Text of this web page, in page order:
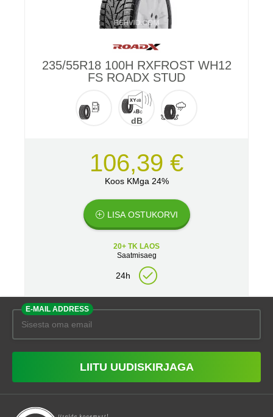
235/55R18 100H RXFROST WH12
FS ROADX STUD
dB
106,39 €
Koos KMga 24%
LISA OSTUKORVI
20+ TK LAOS
Saatmisaeg
24h
E-MAIL ADDRESS
LIITU UUDISKIRJAGA